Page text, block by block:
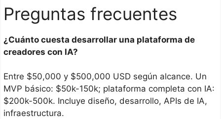
Preguntas frecuentes
¿Cuánto cuesta desarrollar una plataforma de
creadores con IA?
Entre $50,000 y $500,000 USD según alcance. Un
MVP básico: $50k-150k; plataforma completa con IA:
$200k-500k. Incluye diseño, desarrollo, APIs de IA,
infraestructura.